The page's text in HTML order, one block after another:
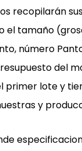
recopilarán
el tamaño
número
del
primer lote y
y